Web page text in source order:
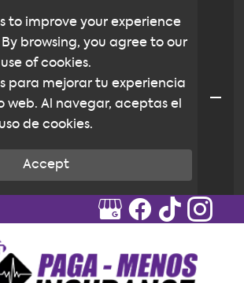
to improve your experience
browsing, you agree to our
use of cookies.
para mejorar tu experiencia
web. Al navegar, aceptas el
uso de cookies.
Accept